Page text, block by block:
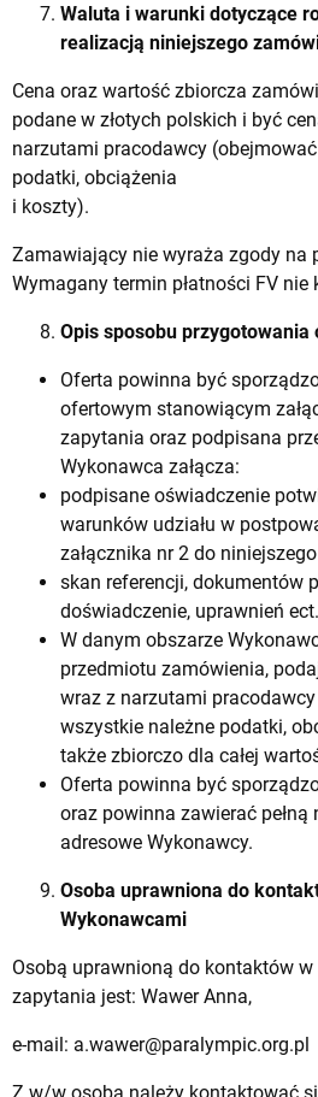
Waluta i warunki dotyczące
realizacją niniejszego
Cena oraz wartość zbiorcza
podane w złotych polskich i być
narzutami pracodawcy
podatki, obciążenia
i koszty).
Zamawiający nie wyraża zgody na
Wymagany termin płatności FV nie
Opis sposobu przygotowania
Oferta powinna być
ofertowym stanowiącym
zapytania oraz podpisana
Wykonawca załącza:
podpisane oświadczenie
warunków udziału w
załącznika nr 2 do
skan referencji, dokumentów
doświadczenie, uprawnień ect.
W danym obszarze
przedmiotu zamówienia,
wraz z narzutami
wszystkie należne podatki,
także zbiorczo dla całej
Oferta powinna być
oraz powinna zawierać pełną
adresowe Wykonawcy.
Osoba uprawniona do
Wykonawcami
Osobą uprawnioną do kontaktów
zapytania jest: Wawer Anna,
e-mail: a.wawer@paralympic.org.pl
Z w/w osobą należy kontaktować